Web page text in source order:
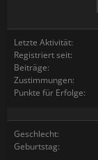
Letzte Aktivität:
Registriert seit:
Beiträge:
Zustimmungen:
Punkte für Erfolge:
Geschlecht:
Geburtstag: